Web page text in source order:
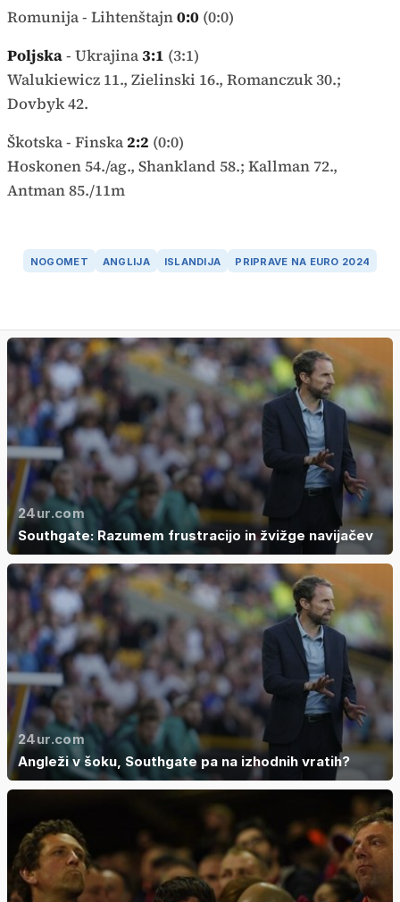
Romunija - Lihtenštajn0:0 (0:0)
Poljska- Ukrajina3:1 (3:1)
Walukiewicz 11., Zielinski 16., Romanczuk 30.;
Dovbyk 42.
Škotska - Finska 2:2 (0:0)
Hoskonen 54./ag., Shankland 58.; Kallman 72.,
Antman 85./11m
NOGOMET ANGLIJA ISLANDIJA PRIPRAVE NA EURO 2024
24ur.com
Southgate: Razumem frustracijo in žvižge navijačev
24ur.com
Angleži v šoku, Southgate pa na izhodnih vratih?